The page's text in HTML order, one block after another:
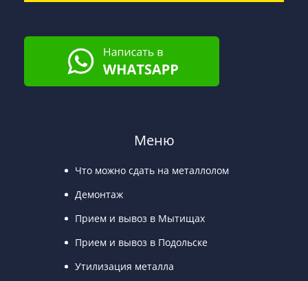
Меню
Что можно сдать на металлолом
Демонтаж
Прием и вывоз в Мытищах
Прием и вывоз в Подольске
Утилизация металла